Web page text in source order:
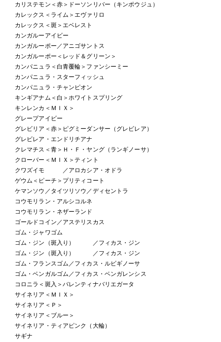
カリステモン＜赤＞ドーソンリバー（キンポウジュ）
カレックス＜ライム＞エヴァリロ
カレックス＜斑＞エベレスト
カンガルーアイビー
カンガルーポー／アニゴサントス
カンガルーポー＜レッド＆グリーン＞
カンパニュラ＜白青覆輪＞ファンシーミー
カンパニュラ・スターフィッシュ
カンパニュラ・チャンピオン
キンギアナム＜白＞ホワイトスプリング
キンレンカ＜ＭＩＸ＞
グレープアイビー
グレビリア＜赤＞ピグミーダンサー（グレビレア）
グレビレア・エンドリチアナ
クレマチス＜青＞Ｈ・Ｆ・ヤング（ランギノーサ）
クローバー＜ＭＩＸ＞ティント
クワズイモ ／アロカシア・オドラ
ゲウム＜ピーチ＞プリティコート
ケマンソウ／タイツリソウ／ディセントラ
コウモリラン・アルシコルネ
コウモリラン・ネザーランド
ゴールドコイン／アステリスカス
ゴム・ジャワゴム
ゴム・ジン（斑入り） ／フィカス・ジン
ゴム・ジン（斑入り） ／フィカス・ジン
ゴム・フランスゴム／フィカス・ルビギノーサ
ゴム・ベンガルゴム／フィカス・ベンガレンシス
コロニラ＜斑入＞バレンティナバリエガータ
サイネリア＜ＭＩＸ＞
サイネリア＜Ｐ＞
サイネリア＜ブルー＞
サイネリア・ティアピンク（大輪）
サギナ